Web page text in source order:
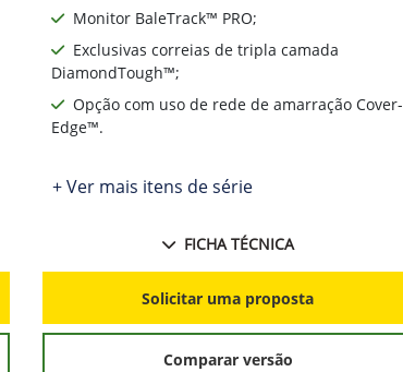
Monitor BaleTrack™ PRO;
Exclusivas correias de tripla camada
DiamondTough™;
Opção com uso de rede de amarração Cover-
Edge™.
+ Ver mais itens de série
FICHA TÉCNICA
Solicitar uma proposta
Comparar versão